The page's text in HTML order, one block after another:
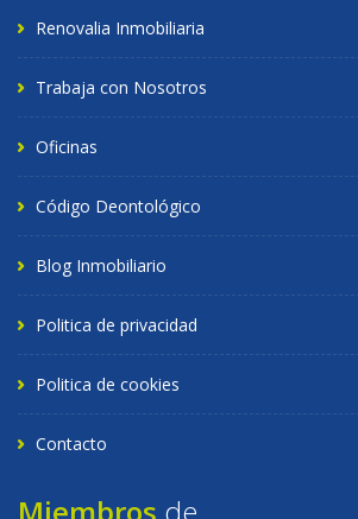
Renovalia Inmobiliaria
Trabaja con Nosotros
Oficinas
Código Deontológico
Blog Inmobiliario
Politica de privacidad
Politica de cookies
Contacto